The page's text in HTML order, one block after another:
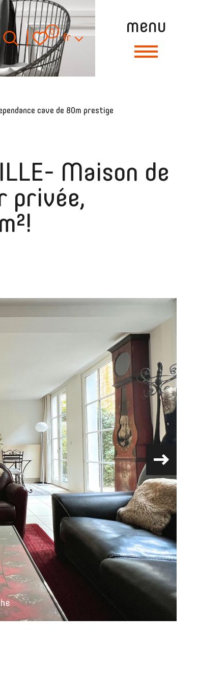
menu
0 Langue
fr
cave de 80m prestige
Maison de
privée,